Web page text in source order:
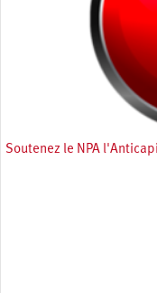
Soutenez le NPA